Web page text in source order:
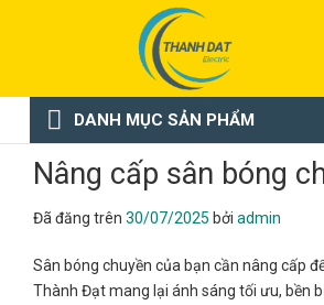
dung
DANH MỤC SẢN PHẨM
Nâng cấp sân bóng
Đã đăng trên 30/07/2025 bởi admin
Sân bóng chuyền của bạn cần nâng cấp
Thành Đạt mang lại ánh sáng tối ưu, bền